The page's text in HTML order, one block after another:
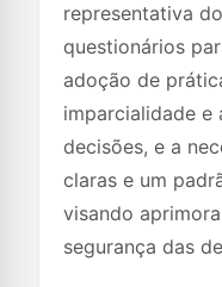
representativa
questionários
adoção de
imparcialidade e
decisões, e a
claras e um
visando
segurança das